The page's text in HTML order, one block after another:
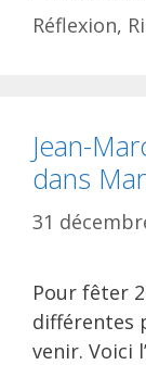
Réflexion,
Jean-
dans
31
Pour fêter
différentes
venir. Voici